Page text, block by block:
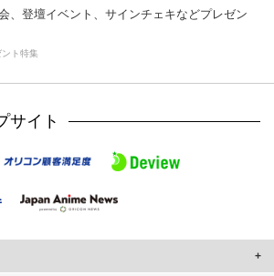
、登壇イベント、サインチェキなどプレゼン
ント特集
サイト